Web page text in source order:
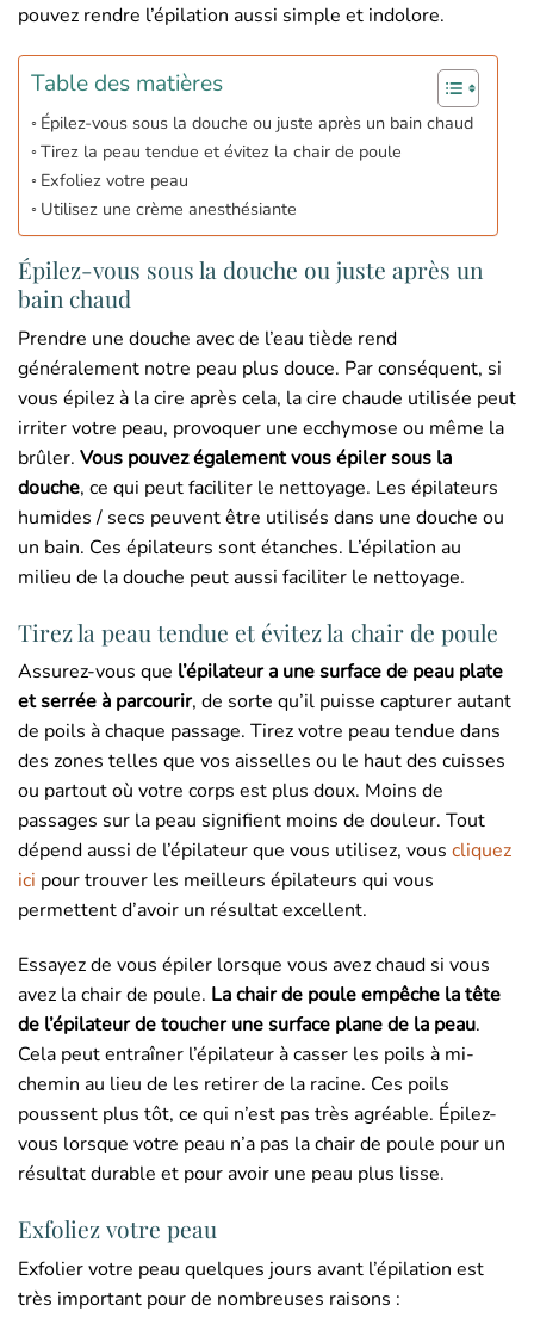
pouvez rendre l’épilation aussi simple et indolore.
Table des matières
Épilez-vous sous la douche ou juste après un bain chaud
Tirez la peau tendue et évitez la chair de poule
Exfoliez votre peau
Utilisez une crème anesthésiante
Épilez-vous sous la douche ou juste après un
bain chaud
Prendre une douche avec de l’eau tiède rend
généralement notre peau plus douce. Par conséquent, si
vous épilez à la cire après cela, la cire chaude utilisée peut
irriter votre peau, provoquer une ecchymose ou même la
brûler. Vous pouvez également vous épiler sous la
douche, ce qui peut faciliter le nettoyage. Les épilateurs
humides / secs peuvent être utilisés dans une douche ou
un bain. Ces épilateurs sont étanches. L’épilation au
milieu de la douche peut aussi faciliter le nettoyage.
Tirez la peau tendue et évitez la chair de poule
Assurez-vous que l’épilateur a une surface de peau plate
et serrée à parcourir, de sorte qu’il puisse capturer autant
de poils à chaque passage. Tirez votre peau tendue dans
des zones telles que vos aisselles ou le haut des cuisses
ou partout où votre corps est plus doux. Moins de
passages sur la peau signifient moins de douleur. Tout
dépend aussi de l’épilateur que vous utilisez, vous cliquez
ici pour trouver les meilleurs épilateurs qui vous
permettent d’avoir un résultat excellent.
Essayez de vous épiler lorsque vous avez chaud si vous
avez la chair de poule. La chair de poule empêche la tête
de l’épilateur de toucher une surface plane de la peau.
Cela peut entraîner l’épilateur à casser les poils à mi-
chemin au lieu de les retirer de la racine. Ces poils
poussent plus tôt, ce qui n’est pas très agréable. Épilez-
vous lorsque votre peau n’a pas la chair de poule pour un
résultat durable et pour avoir une peau plus lisse.
Exfoliez votre peau
Exfolier votre peau quelques jours avant l’épilation est
très important pour de nombreuses raisons :